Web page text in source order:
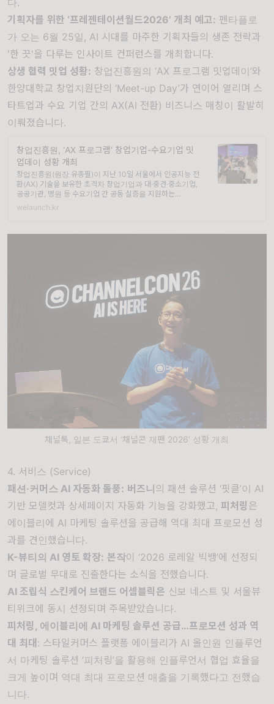
기획자를 위한 ‘프레젠테이션월드2026’ 개최 예고: 펜타플로
가 오는 6월 25일, AI 시대를 마주한 기획자들의 생존 전략과
'한 끗'을 다루는 인사이트 컨퍼런스를 개최합니다.
상생 협력 밋업 성황: 창업진흥원의 ‘AX 프로그램 밋업데이’와
한양대학교 창업지원단의 ‘Meet-up Day’가 연이어 열리며 스
타트업과 수요 기업 간의 AX(AI 전환) 비즈니스 매칭이 활발히
이뤄졌습니다.
창업진흥원, ‘AX 프로그램’ 창업기업-수요기업 밋
업데이 성황 개최
창업진흥원(원장 유종필)이 지난 10일 서울에서 인공지능 전
환(AX) 기술을 보유한 초격차 창업기업과 대·중견·중소기업,
공공기관, 병원 등 수요기업 간 공동 실증을 지원하는...
welaunch.kr
채널톡, 일본 도쿄서 ‘채널콘 재팬 2026’ 성황 개최
4. 서비스 (Service)
패션·커머스 AI 자동화 돌풍: 버즈니의 패션 솔루션 ‘핏클’이 AI
기반 모델컷과 상세페이지 자동화 기능을 강화했고, 피처링 은
에이블리에 AI 마케팅 솔루션을 공급해 역대 최대 프로모션 성
과를 견인했습니다.
K-뷰티의 AI 영토 확장: 본작이 ‘2026 로레알 빅뱅’에 선정되
며 글로벌 무대로 진출한다는 소식을 전했습니다.
AI 조립식 스킨케어 브랜드 어셈블릭은 신보 네스트 및 서울뷰
티위크에 동시 선정되며 주목받았습니다.
피처링, 에이블리에 AI 마케팅 솔루션 공급…프로모션 성과 역
대 최대 : 스타일커머스 플랫폼 에이블리가 AI 올인원 인플루언
서 마케팅 솔루션 ‘피처링’을 활용해 인플루언서 협업 효율을
크게 높이며 역대 최대 프로모션 매출을 기록했다고 전했습
니다.